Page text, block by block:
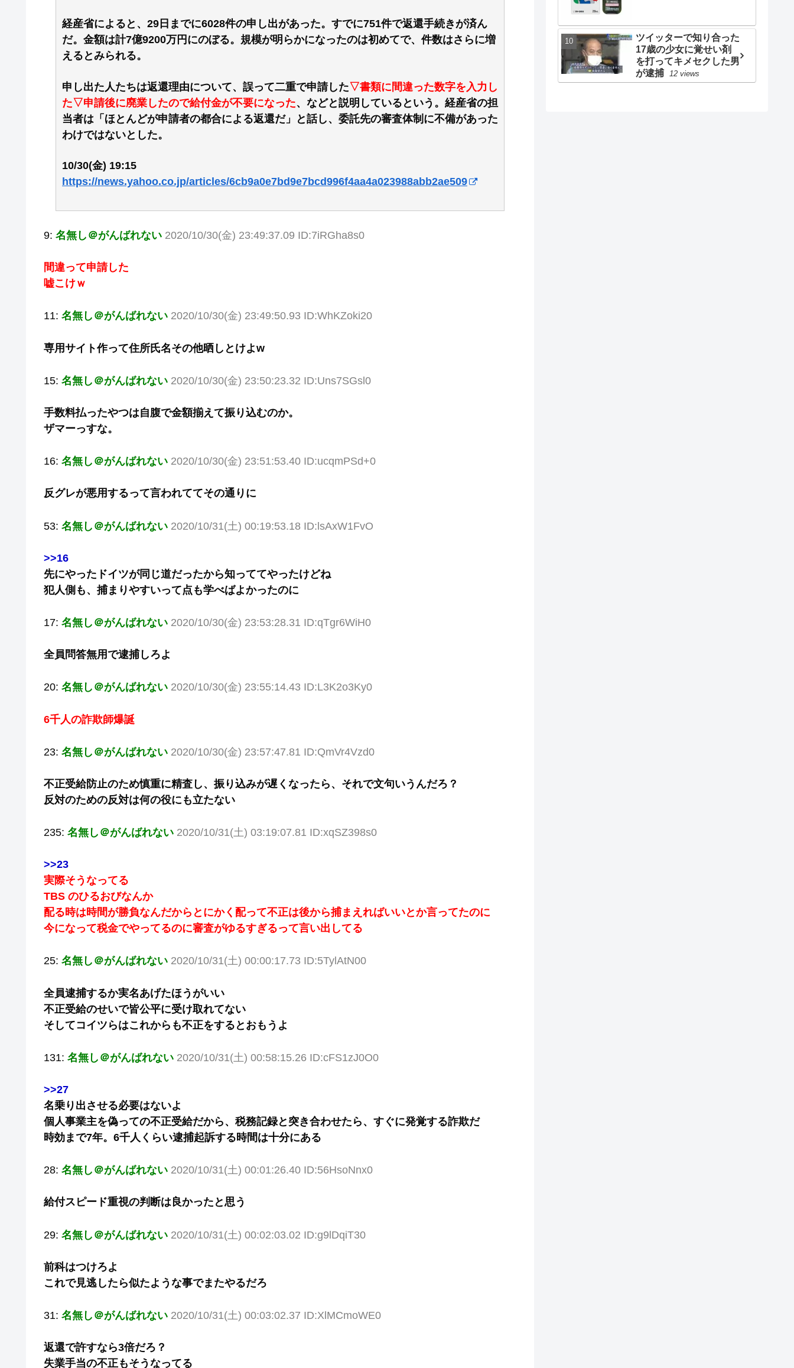
経産省によると、29日までに6028件の申し出があった。すでに751件で返還手続きが済ん
だ。金額は計7億9200万円にのぼる。規模が明らかになったのは初めてで、件数はさらに増
えるとみられる。
申し出た人たちは返還理由について、誤って二重で申請した▽書類に間違った数字を入力し
た▽申請後に廃業したので給付金が不要になった、などと説明しているという。経産省の担
当者は「ほとんどが申請者の都合による返還だ」と話し、委託先の審査体制に不備があった
わけではないとした。
10/30(金) 19:15
https://news.yahoo.co.jp/articles/6cb9a0e7bd9e7bcd996f4aa4a023988abb2ae509
9: 名無し＠がんばれない 2020/10/30(金) 23:49:37.09 ID:7iRGha8s0
間違って申請した
嘘こけｗ
11: 名無し＠がんばれない 2020/10/30(金) 23:49:50.93 ID:WhKZoki20
専用サイト作って住所氏名その他晒しとけよw
15: 名無し＠がんばれない 2020/10/30(金) 23:50:23.32 ID:Uns7SGsl0
手数料払ったやつは自腹で金額揃えて振り込むのか。
ザマーっすな。
16: 名無し＠がんばれない 2020/10/30(金) 23:51:53.40 ID:ucqmPSd+0
反グレが悪用するって言われててその通りに
53: 名無し＠がんばれない 2020/10/31(土) 00:19:53.18 ID:lsAxW1FvO
>>16
先にやったドイツが同じ道だったから知っててやったけどね
犯人側も、捕まりやすいって点も学べばよかったのに
17: 名無し＠がんばれない 2020/10/30(金) 23:53:28.31 ID:qTgr6WiH0
全員問答無用で逮捕しろよ
20: 名無し＠がんばれない 2020/10/30(金) 23:55:14.43 ID:L3K2o3Ky0
6千人の詐欺師爆誕
23: 名無し＠がんばれない 2020/10/30(金) 23:57:47.81 ID:QmVr4Vzd0
不正受給防止のため慎重に精査し、振り込みが遅くなったら、それで文句いうんだろ？
反対のための反対は何の役にも立たない
235: 名無し＠がんばれない 2020/10/31(土) 03:19:07.81 ID:xqSZ398s0
>>23
実際そうなってる
TBS のひるおびなんか
配る時は時間が勝負なんだからとにかく配って不正は後から捕まえればいいとか言ってたのに
今になって税金でやってるのに審査がゆるすぎるって言い出してる
25: 名無し＠がんばれない 2020/10/31(土) 00:00:17.73 ID:5TylAtN00
全員逮捕するか実名あげたほうがいい
不正受給のせいで皆公平に受け取れてない
そしてコイツらはこれからも不正をするとおもうよ
131: 名無し＠がんばれない 2020/10/31(土) 00:58:15.26 ID:cFS1zJ0O0
>>27
名乗り出させる必要はないよ
個人事業主を偽っての不正受給だから、税務記録と突き合わせたら、すぐに発覚する詐欺だ
時効まで7年。6千人くらい逮捕起訴する時間は十分にある
28: 名無し＠がんばれない 2020/10/31(土) 00:01:26.40 ID:56HsoNnx0
給付スピード重視の判断は良かったと思う
29: 名無し＠がんばれない 2020/10/31(土) 00:02:03.02 ID:g9lDqiT30
前科はつけろよ
これで見逃したら似たような事でまたやるだろ
31: 名無し＠がんばれない 2020/10/31(土) 00:03:02.37 ID:XlMCmoWE0
返還で許すなら3倍だろ？
失業手当の不正もそうなってる
ツイッターで知り合った
17歳の少女に覚せい剤
を打ってキメセクした男
が逮捕
12 views